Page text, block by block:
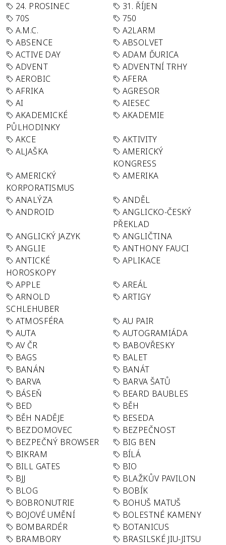
24. PROSINEC
31. ŘÍJEN
70S
750
A.M.C.
A2LARM
ABSENCE
ABSOLVET
ACTIVE DAY
ADAM ĎURICA
ADVENT
ADVENTNÍ TRHY
AEROBIC
AFERA
AFRIKA
AGRESOR
AI
AIESEC
AKADEMICKÉ
PŮLHODINKY
AKADEMIE
AKCE
AKTIVITY
ALJAŠKA
AMERICKÝ
KONGRESS
AMERICKÝ
KORPORATISMUS
AMERIKA
ANALÝZA
ANDĚL
ANDROID
ANGLICKO-ČESKÝ
PŘEKLAD
ANGLICKÝ JAZYK
ANGLIČTINA
ANGLIE
ANTHONY FAUCI
ANTICKÉ
HOROSKOPY
APLIKACE
APPLE
AREÁL
ARNOLD
SCHLEHUBER
ARTIGY
ATMOSFÉRA
AU PAIR
AUTA
AUTOGRAMIÁDA
AV ČR
BABOVŘESKY
BAGS
BALET
BANÁN
BANÁT
BARVA
BARVA ŠATŮ
BÁSEŇ
BEARD BAUBLES
BED
BĚH
BĚH NADĚJE
BESEDA
BEZDOMOVEC
BEZPEČNOST
BEZPEČNÝ BROWSER
BIG BEN
BIKRAM
BÍLÁ
BILL GATES
BIO
BJJ
BLAŽKŮV PAVILON
BLOG
BOBÍK
BOBRONUTRIE
BOHUŠ MATUŠ
BOJOVÉ UMĚNÍ
BOLESTNÉ KAMENY
BOMBARDÉR
BOTANICUS
BRAMBORY
BRASILSKÉ JIU-JITSU